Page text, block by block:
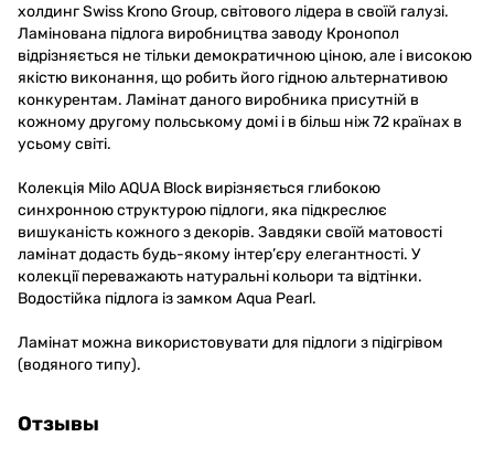
холдинг Swiss Krono Group, світового лідера в своїй галузі.
Ламінована підлога виробництва заводу Кронопол
відрізняється не тільки демократичною ціною, але і високою
якістю виконання, що робить його гідною альтернативою
конкурентам. Ламінат даного виробника присутній в
кожному другому польському домі і в більш ніж 72 країнах в
усьому світі.
Колекція Milo AQUA Block вирізняється глибокою
синхронною структурою підлоги, яка підкреслює
вишуканість кожного з декорів. Завдяки своїй матовості
ламінат додасть будь-якому інтер’єру елегантності. У
колекції переважають натуральні кольори та відтінки.
Водостійка підлога із замком Aqua Pearl.
Ламінат можна використовувати для підлоги з підігрівом
(водяного типу).
Отзывы